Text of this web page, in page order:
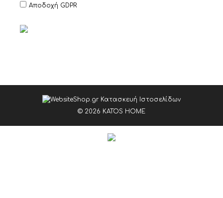
Αποδοχή GDPR
© 2026 KATOS HOME